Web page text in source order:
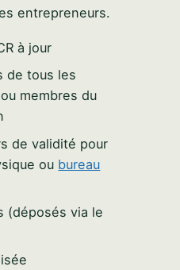
entrepreneurs.
à jour
de tous les
membres du
de validité pour
ou bureau
(déposés via le